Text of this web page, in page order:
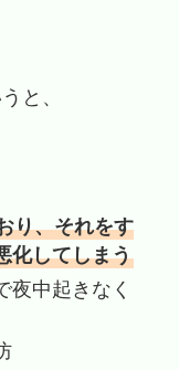
と、
り、それをす
化してしまう
夜中起きなく